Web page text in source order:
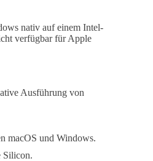
nativ auf einem Intel-
verfügbar für Apple
Ausführung von
macOS und Windows.
Silicon.